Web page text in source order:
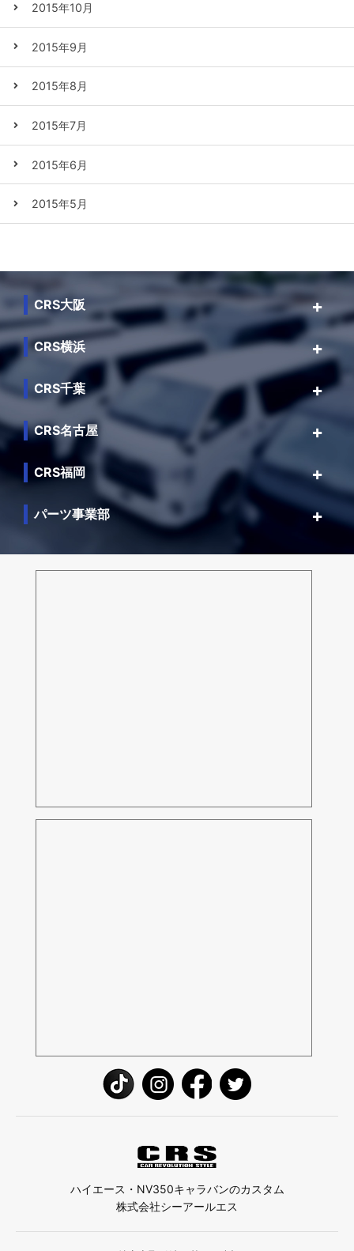
2015年10月
2015年9月
2015年8月
2015年7月
2015年6月
2015年5月
CRS大阪
CRS横浜
CRS千葉
CRS名古屋
CRS福岡
パーツ事業部
ハイエース・NV350キャラバンのカスタム
株式会社シーアールエス